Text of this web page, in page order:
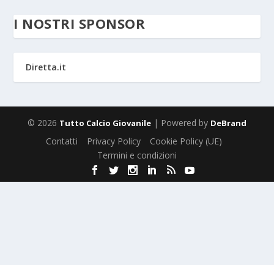
I NOSTRI SPONSOR
Diretta.it
© 2026 Tutto Calcio Giovanile | Powered by DeBrand
Contatti Privacy Policy
Cookie Policy (UE)
Termini e condizioni